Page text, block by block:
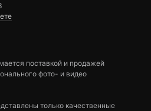
поставкой и продажей
фото- и видео
только качественные